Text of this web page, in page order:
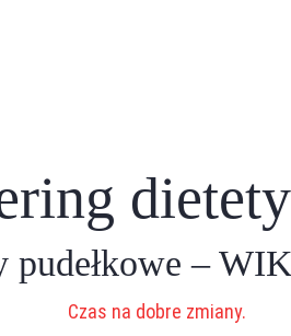
pudełkowe –
Czas na dobre zmiany.